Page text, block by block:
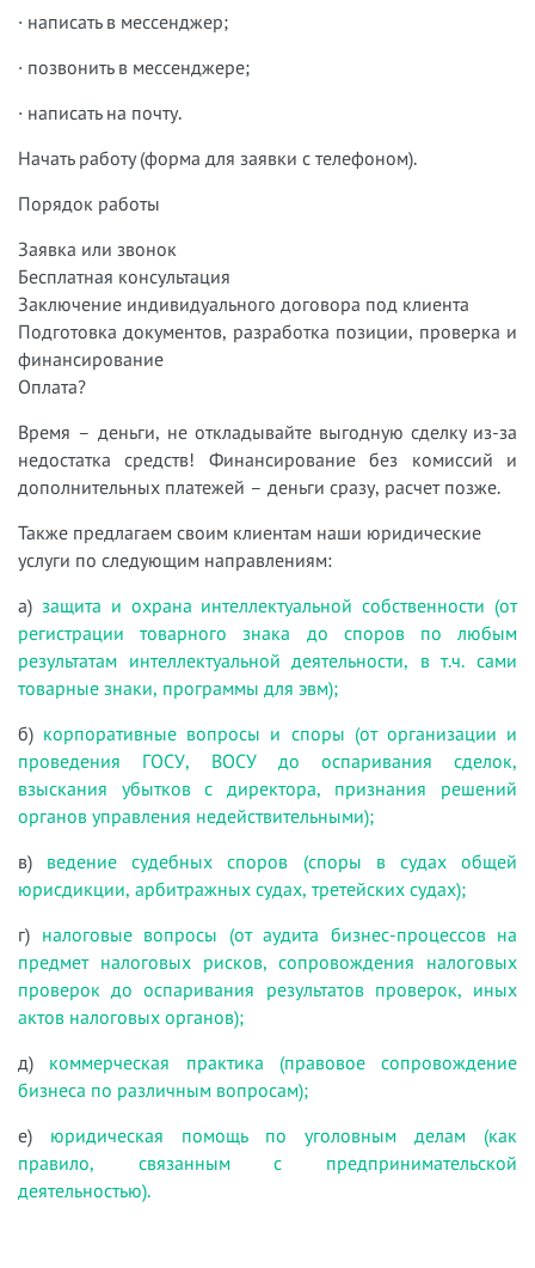
· написать в мессенджер;
· позвонить в мессенджере;
· написать на почту.
Начать работу (форма для заявки с телефоном).
Порядок работы
Заявка или звонок
Бесплатная консультация
Заключение индивидуального договора под клиента
Подготовка документов, разработка позиции, проверка и
финансирование
Оплата?
Время – деньги, не откладывайте выгодную сделку из-за
недостатка средств! Финансирование без комиссий и
дополнительных платежей – деньги сразу, расчет позже.
Также предлагаем своим клиентам наши юридические
услуги по следующим направлениям:
а) защита и охрана интеллектуальной собственности (от
регистрации товарного знака до споров по любым
результатам интеллектуальной деятельности, в т.ч. сами
товарные знаки, программы для эвм);
б) корпоративные вопросы и споры (от организации и
проведения ГОСУ, ВОСУ до оспаривания сделок,
взыскания убытков с директора, признания решений
органов управления недействительными);
в) ведение судебных споров (споры в судах общей
юрисдикции, арбитражных судах, третейских судах);
г) налоговые вопросы (от аудита бизнес-процессов на
предмет налоговых рисков, сопровождения налоговых
проверок до оспаривания результатов проверок, иных
актов налоговых органов);
д) коммерческая практика (правовое сопровождение
бизнеса по различным вопросам);
е) юридическая помощь по уголовным делам (как
правило, связанным с предпринимательской
деятельностью).